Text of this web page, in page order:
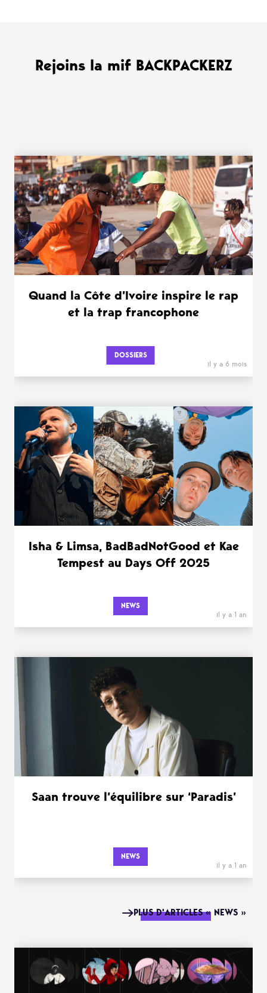
Rejoins la mif BACKPACKERZ
WANT MORE ?
Quand la Côte d’Ivoire inspire le rap
et la trap francophone
DOSSIERS
il y a 6 mois
Isha & Limsa, BadBadNotGood et Kae
Tempest au Days Off 2025
NEWS
il y a 1 an
Saan trouve l’équilibre sur ‘Paradis’
NEWS
il y a 1 an
PLUS D'ARTICLES « NEWS »